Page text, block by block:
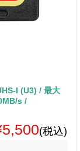
I (U3) / 最大
s /
(税込)